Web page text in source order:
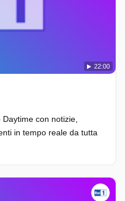
22:00
con notizie,
in tempo reale da tutta